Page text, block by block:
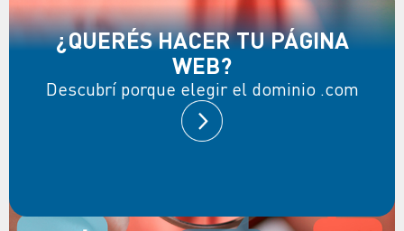
¿QUERÉS HACER TU PÁGINA
WEB?
Descubrí porque elegir el dominio .com